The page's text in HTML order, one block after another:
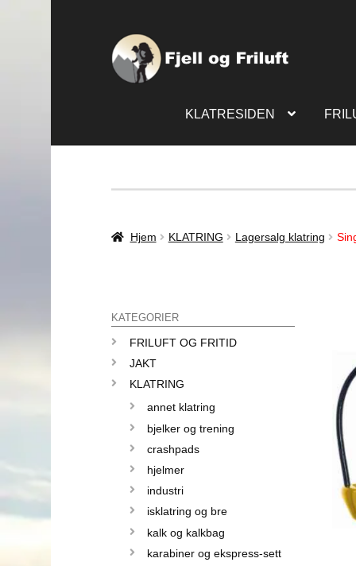
KLATRESIDEN
Hjem KLATRING Lagersalg klatring
KATEGORIER
FRILUFT OG FRITID
JAKT
KLATRING
annet klatring
bjelker og trening
crashpads
hjelmer
industri
isklatring og bre
kalk og kalkbag
karabiner og ekspress-sett